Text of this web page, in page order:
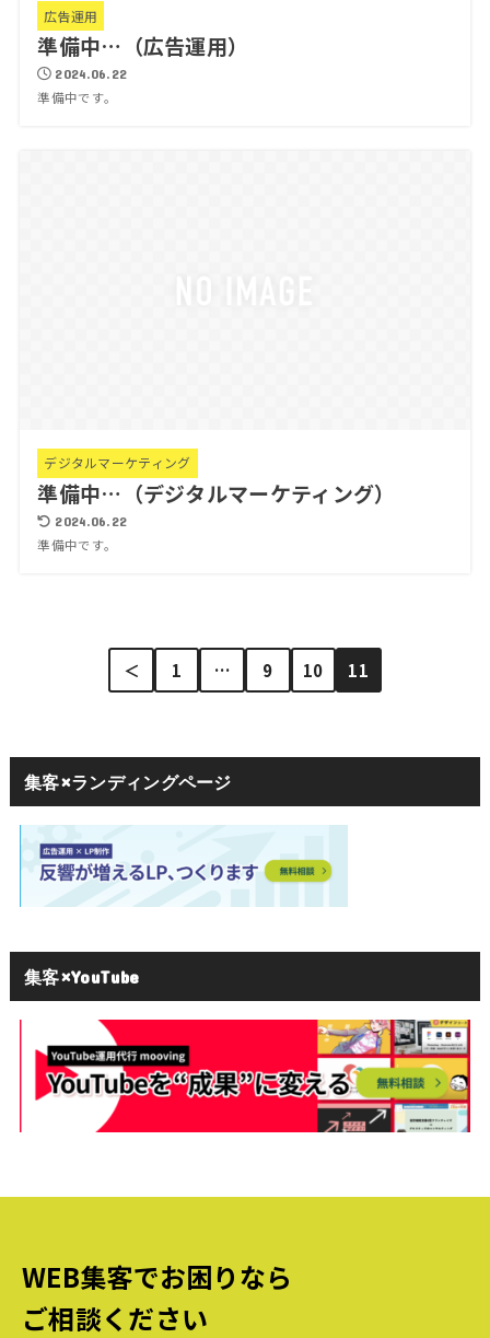
広告運用
準備中…（広告運用）
2024.06.22
準備中です。
デジタルマーケティング
準備中…（デジタルマーケティング）
2024.06.22
準備中です。
＜ 1 … 9 10 11
集客×ランディングページ
集客×YouTube
WEB集客でお困りなら
ご相談ください